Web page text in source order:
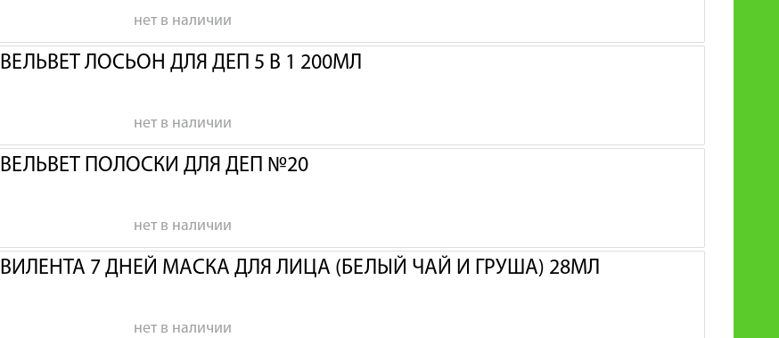
нет в наличии
ВЕЛЬВЕТ ЛОСЬОН ДЛЯ ДЕП 5 В 1 200МЛ
нет в наличии
ВЕЛЬВЕТ ПОЛОСКИ ДЛЯ ДЕП №20
нет в наличии
ВИЛЕНТА 7 ДНЕЙ МАСКА ДЛЯ ЛИЦА (БЕЛЫЙ ЧАЙ И ГРУША) 28МЛ
нет в наличии